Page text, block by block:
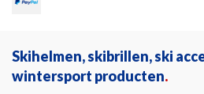
Skihelmen, skibrillen, ski
wintersport producten.